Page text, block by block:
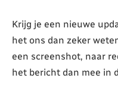
Krijg je een nieuwe
het ons dan zeker
een screenshot, naar
het bericht dan mee in